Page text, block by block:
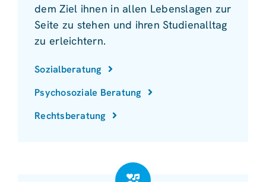
dem Ziel ihnen in allen Lebenslagen zur
Seite zu stehen und ihren Studienalltag
zu erleichtern.
Sozialberatung
Psychosoziale Beratung
Rechtsberatung